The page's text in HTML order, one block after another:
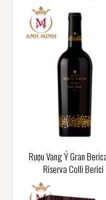
Rượu Vang Ý Gran
Riserva Colli Berici